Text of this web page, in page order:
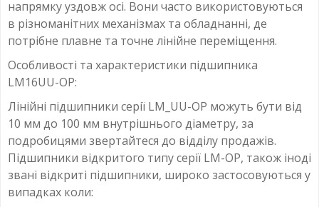
напрямку уздовж осі. Вони часто використовуються
в різноманітних механізмах та обладнанні, де
потрібне плавне та точне лінійне переміщення.
Особливості та характеристики підшипника
LM16UU-OP:
Лінійні підшипники серії LM_UU-OP можуть бути від
10 мм до 100 мм внутрішнього діаметру, за
подробицями звертайтеся до відділу продажів.
Підшипники відкритого типу серії LM-OP, також іноді
звані відкриті підшипники, широко застосовуються у
випадках коли: